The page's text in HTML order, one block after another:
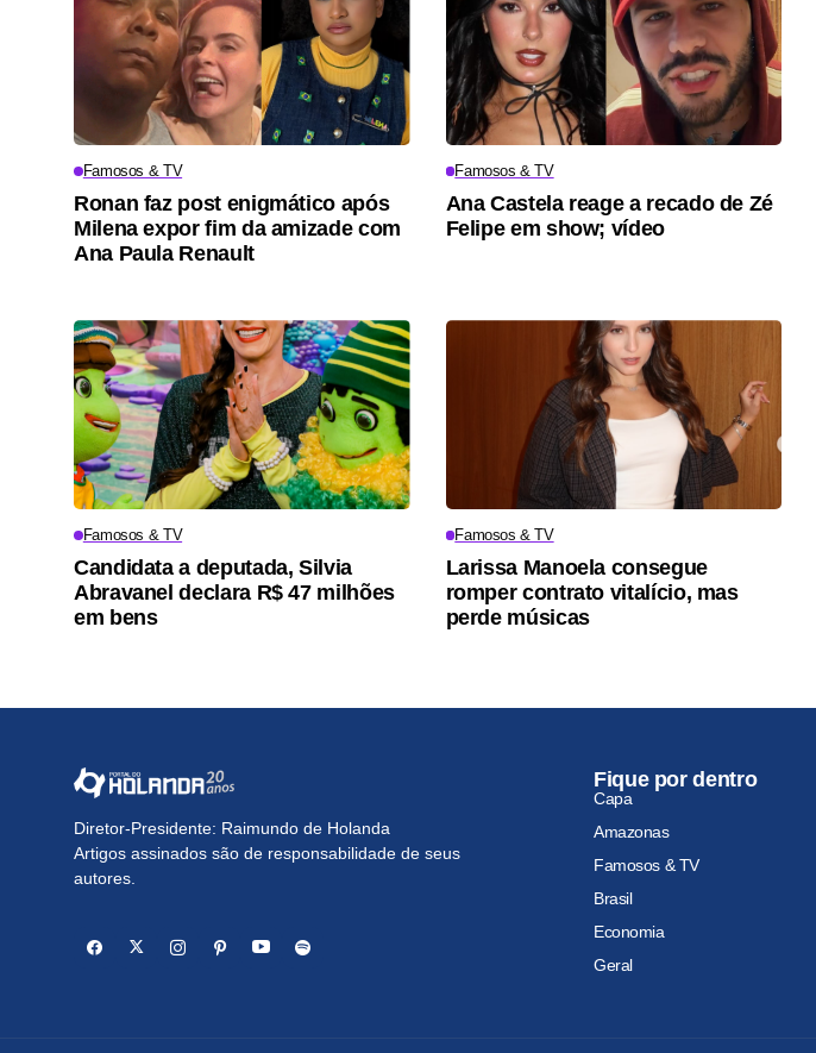
Famosos & TV
Ronan faz post enigmático após
Milena expor fim da amizade com
Ana Paula Renault
Famosos & TV
Ana Castela reage a recado de Zé
Felipe em show; vídeo
Famosos & TV
Candidata a deputada, Silvia
Abravanel declara R$ 47 milhões
em bens
Famosos & TV
Larissa Manoela consegue
romper contrato vitalício, mas
perde músicas
Diretor-Presidente: Raimundo de Holanda
Artigos assinados são de responsabilidade de seus
autores.
Fique por dentro
Capa
Amazonas
Famosos & TV
Brasil
Economia
Geral